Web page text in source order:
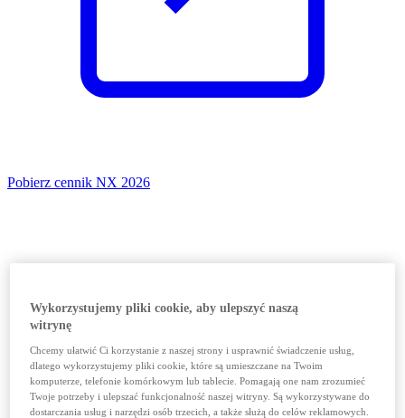
Pobierz cennik NX 2026
Wykorzystujemy pliki cookie, aby ulepszyć naszą
witrynę
Chcemy ułatwić Ci korzystanie z naszej strony i usprawnić świadczenie usług,
dlatego wykorzystujemy pliki cookie, które są umieszczane na Twoim
komputerze, telefonie komórkowym lub tablecie. Pomagają one nam zrozumieć
Twoje potrzeby i ulepszać funkcjonalność naszej witryny. Są wykorzystywane do
dostarczania usług i narzędzi osób trzecich, a także służą do celów reklamowych.